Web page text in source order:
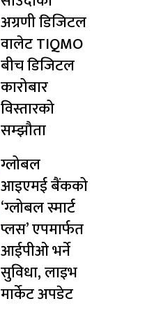
अग्रणी डिजिटल
वालेट TIQMO
बीच डिजिटल
कारोबार
विस्तारको
सम्झौता
ग्लोबल
आइएमई बैंकको
‘ग्लोबल स्मार्ट
प्लस’ एपमार्फत
आईपीओ भर्ने
सुविधा, लाइभ
मार्केट अपडेट